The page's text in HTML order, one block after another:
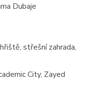
Dubaje
střešní zahrada,
City, Zayed